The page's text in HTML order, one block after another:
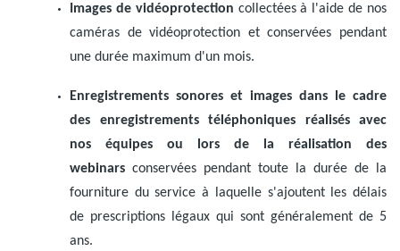
Images de vidéoprotection collectées à l'aide de nos
caméras de vidéoprotection et conservées pendant
une durée maximum d'un mois.
Enregistrements sonores et images dans le cadre
des enregistrements téléphoniques réalisés avec
nos équipes ou lors de la réalisation des
webinars conservées pendant toute la durée de la
fourniture du service à laquelle s'ajoutent les délais
de prescriptions légaux qui sont généralement de 5
ans.